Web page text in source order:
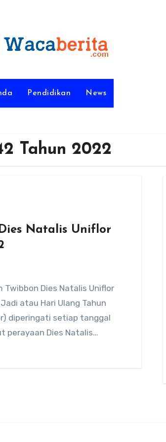
Pendidikan News
Tahun 2022
Natalis Uniflor
Twibbon Dies Natalis Uniflor
atau Hari Ulang Tahun
diperingati setiap tanggal
perayaan Dies Natalis…